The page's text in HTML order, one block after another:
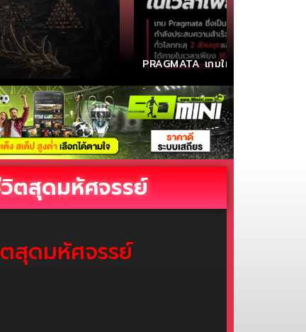
PRAGMATA เกมใหม่จาก
วิตสุดมหัศจรรย์
สุดมหัศจรรย์